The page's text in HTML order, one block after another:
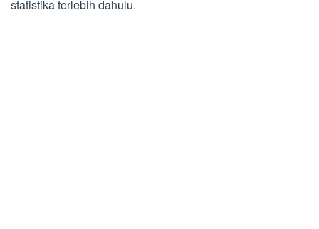
statistika terlebih dahulu.